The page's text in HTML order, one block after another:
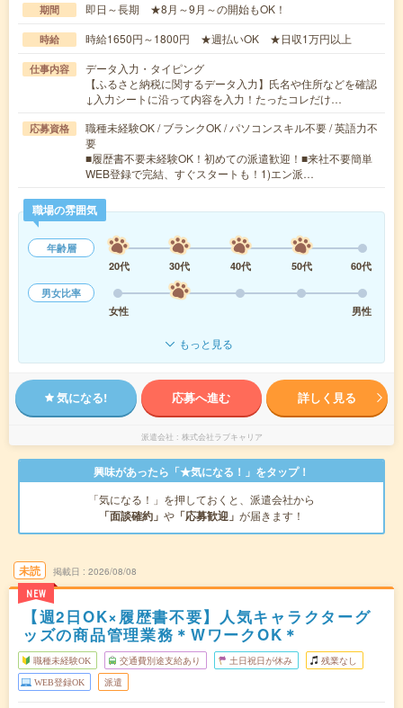
期間 即日～長期 ★8月～9月～の開始もOK！
時給 時給1650円～1800円 ★週払いOK ★日収1万円以上
仕事内容
データ入力・タイピング
【ふるさと納税に関するデータ入力】氏名や住所などを確認
↓入力シートに沿って内容を入力！たったコレだけ…
応募資格
職種未経験OK / ブランクOK / パソコンスキル不要 / 英語力不
要
■履歴書不要未経験OK！初めての派遣歓迎！■来社不要簡単
WEB登録で完結、すぐスタートも！1)エン派…
職場の雰囲気
年齢層
20代
30代 40代 50代
60代
男女比率
女性
男性
もっと見る
気になる! 応募へ進む 詳しく見る
派遣会社 株式会社ラブキャリア
興味があったら「★気になる！」をタップ！
「気になる！」を押しておくと、派遣会社から
「面談確約」 や 「応募歓迎」 が届きます！
未読
NEW
掲載日 2026/08/08
【週2日OK×履歴書不要】人気キャラクターグ
ッズの商品管理業務＊WワークOK＊
職種未経験OK 交通費別途支給あり 土日祝日が休み 残業なし
WEB登録OK 派遣